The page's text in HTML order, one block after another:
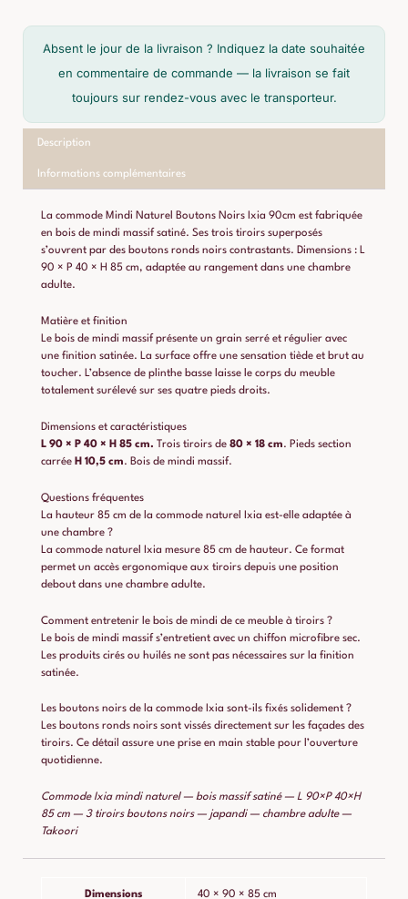
Absent le jour de la livraison ? Indiquez la date souhaitée
en commentaire de commande — la livraison se fait
toujours sur rendez-vous avec le transporteur.
Description
Informations complémentaires
La commode Mindi Naturel Boutons Noirs Ixia 90cm est fabriquée
en bois de mindi massif satiné. Ses trois tiroirs superposés
s’ouvrent par des boutons ronds noirs contrastants. Dimensions : L
90 × P 40 × H 85 cm, adaptée au rangement dans une chambre
adulte.
Matière et finition
Le bois de mindi massif présente un grain serré et régulier avec
une finition satinée. La surface offre une sensation tiède et brut au
toucher. L’absence de plinthe basse laisse le corps du meuble
totalement surélevé sur ses quatre pieds droits.
Dimensions et caractéristiques
L 90 × P 40 × H 85 cm. Trois tiroirs de 80 × 18 cm. Pieds section
carrée H 10,5 cm. Bois de mindi massif.
Questions fréquentes
La hauteur 85 cm de la commode naturel Ixia est-elle adaptée à
une chambre ?
La commode naturel Ixia mesure 85 cm de hauteur. Ce format
permet un accès ergonomique aux tiroirs depuis une position
debout dans une chambre adulte.
Comment entretenir le bois de mindi de ce meuble à tiroirs ?
Le bois de mindi massif s’entretient avec un chiffon microfibre sec.
Les produits cirés ou huilés ne sont pas nécessaires sur la finition
satinée.
Les boutons noirs de la commode Ixia sont-ils fixés solidement ?
Les boutons ronds noirs sont vissés directement sur les façades des
tiroirs. Ce détail assure une prise en main stable pour l’ouverture
quotidienne.
Commode Ixia mindi naturel — bois massif satiné — L 90×P 40×H
85 cm — 3 tiroirs boutons noirs — japandi — chambre adulte —
Takoori
Dimensions 40 × 90 × 85 cm